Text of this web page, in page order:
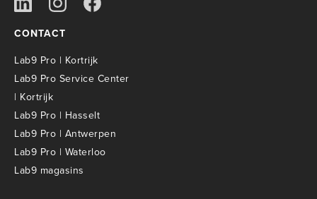
CONTACT
Lab9 Pro | Kortrijk
Lab9 Pro Service Center
| Kortrijk
Lab9 Pro | Hasselt
Lab9 Pro | Antwerpen
Lab9 Pro | Waterloo
Lab9 magasins